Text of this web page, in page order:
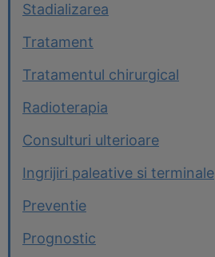
Stadializarea
Tratament
Tratamentul chirurgical
Radioterapia
Consulturi ulterioare
Ingrijiri paleative si terminale
Preventie
Prognostic